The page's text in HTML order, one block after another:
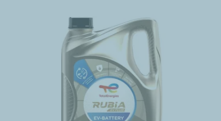
Pas de temps d’immobilisation - il vous suffit de
nous envoyer un échantillon de votre lubrifiant « en
service » pour évaluation
Réduisez vos coûts d’exploitation - et améliorez la
fiabilité et les performances de votre flotte